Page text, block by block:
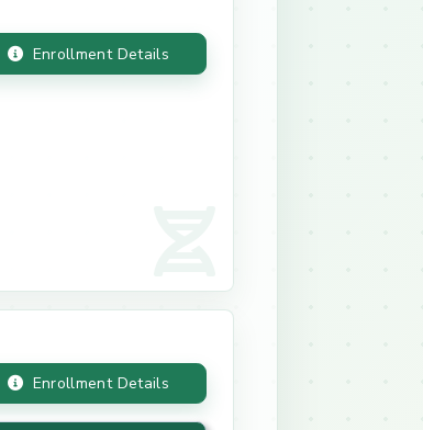
Enrollment Details
Enrollment Details